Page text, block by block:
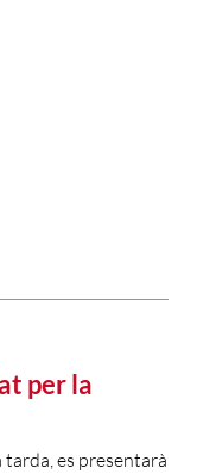
per la
tarda, es presentarà